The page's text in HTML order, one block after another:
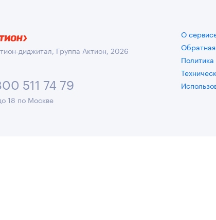
диджитал, Группа Актион, 2026
511 74 79
18 по Москве
О
Обратная